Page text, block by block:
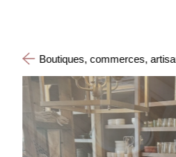
Boutiques, commerces,